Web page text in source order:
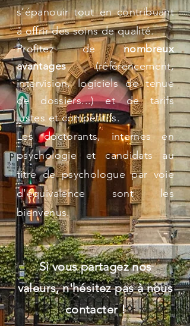
s’épanouir tout en contribuant
à offrir des soins de qualité.
Profitez denombreux
avantages(référencement,
intervision, logiciels de tenue
de dossiers...) et de tarifs
justes et compétitifs.
Les doctorants, internes en
psychologie et candidats au
titre de psychologue par voie
d'équivalence sont les
bienvenus.
Si vous partagez nos
valeurs, n'hésitez pas à nous
contacter !